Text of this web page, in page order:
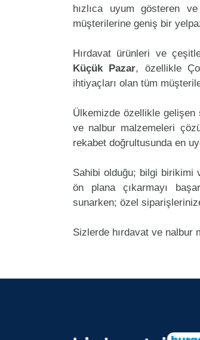
hızlıca uyum gösteren
müşterilerine geniş bir
Hırdavat ürünleri ve
Küçük Pazar, özellikle
ihtiyaçları olan tüm
Ülkemizde özellikle gelişen
ve nalbur malzemeleri
rekabet doğrultusunda en
Sahibi olduğu; bilgi birikimi
ön plana çıkarmayı
sunarken; özel
Sizlerde hırdavat ve nalbur